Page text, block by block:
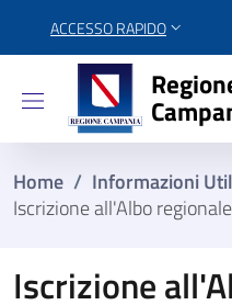
ACCESSO RAPIDO
Home / Informazioni
Iscrizione all'Albo
Iscrizione